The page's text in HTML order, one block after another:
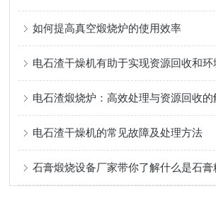
如何提高真空煅烧炉的使用效率
电石渣干燥机有助于实现资源回收和环
电石渣煅烧炉：高效处理与资源回收的
电石渣干燥机的常见故障及处理方法
石膏煅烧设备厂家带你了解什么是石膏